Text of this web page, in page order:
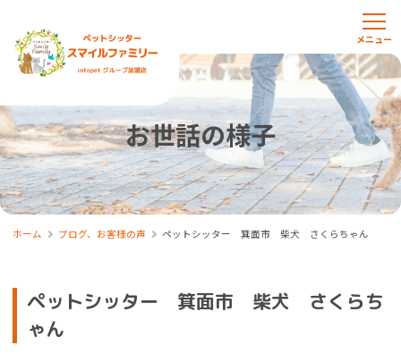
お世話の様子
ホーム ブログ、お客様の声 ペットシッター 箕面市 柴犬 さくらちゃん
ペットシッター 箕面市 柴犬 さくらち
ゃん